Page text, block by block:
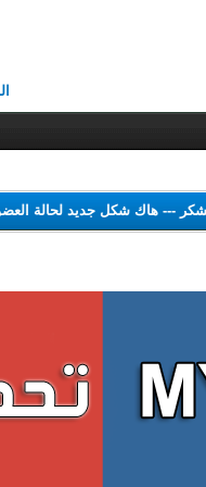
الشكر---هاك شكل جديد